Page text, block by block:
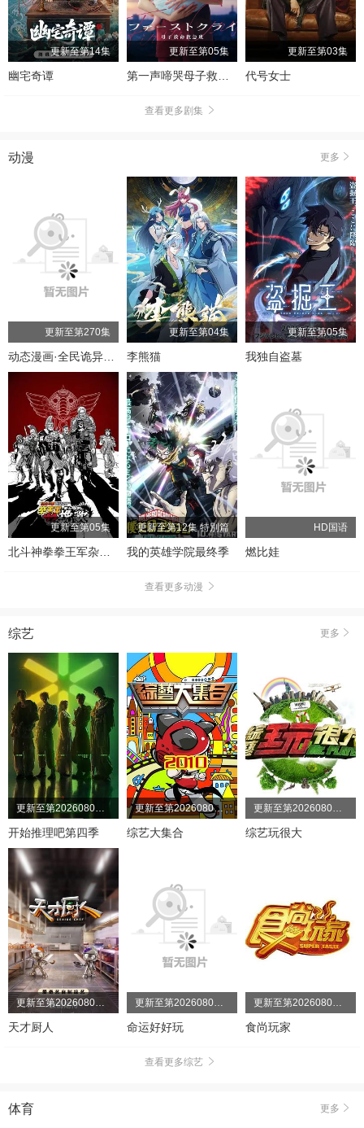
更新至第14集
幽宅奇谭
更新至第05集 更新至第03集
代号女士
查看更多剧集
动漫 更多
更新至第270集 更新至第04集
李熊猫
更新至第05集
我独自盗墓
更新至第05集 更新至第12集 特別篇
我的英雄学院最终季
HD国语
燃比娃
查看更多动漫
综艺 更多
开始推理吧第四季
更新至第20260802期
综艺大集合
更新至第20260802期
综艺玩很大
更新至第20260806期
天才厨人
更新至第20260805期
命运好好玩
更新至第20260805期
食尚玩家
查看更多综艺
体育 更多